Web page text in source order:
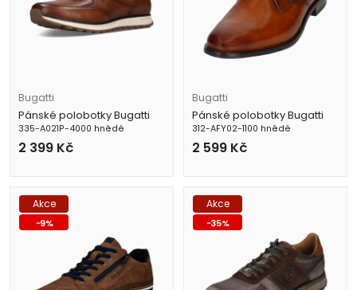
Bugatti
Pánské polobotky Bugatti
335-A021P-4000 hnědé
2 399 Kč
Bugatti
Pánské polobotky Bugatti
312-AFY02-1100 hnědé
2 599 Kč
Akce
-9%
Akce
-35%